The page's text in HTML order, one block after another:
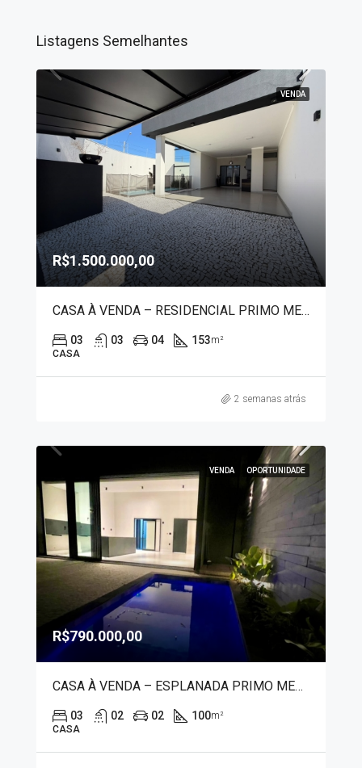
Listagens Semelhantes
VENDA
R$1.500.000,00
CASA À VENDA – RESIDENCIAL PRIMO MENEGUETTI II
03 03 04 153m²
CASA
2 semanas atrás
VENDA OPORTUNIDADE
R$790.000,00
CASA À VENDA – ESPLANADA PRIMO MENEGHETTI II 1292
03 02 02 100m²
CASA